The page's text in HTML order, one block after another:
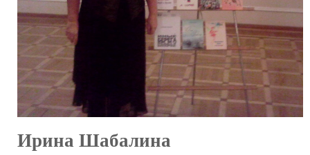
Ирина Шабалина